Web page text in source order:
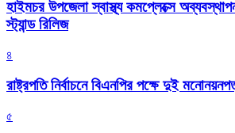
হাইমচর উপজেলা স্বাস্থ্য কমপ্লেক্সে
স্ট্যান্ড রিলিজ
৪
রাষ্ট্রপতি নির্বাচনে বিএনপির পক্ষে দুই
৫